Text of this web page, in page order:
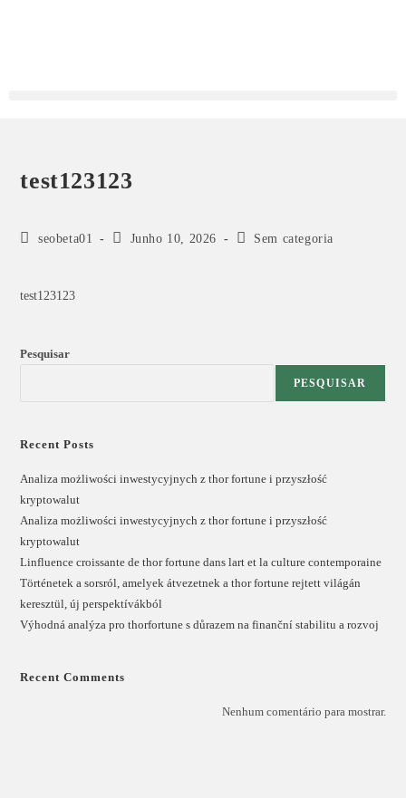
test123123
seobeta01 Junho 10, 2026 Sem categoria
test123123
Pesquisar
PESQUISAR
Recent Posts
Analiza możliwości inwestycyjnych z thor fortune i przyszłość
kryptowalut
Analiza możliwości inwestycyjnych z thor fortune i przyszłość
kryptowalut
Linfluence croissante de thor fortune dans lart et la culture contemporaine
Történetek a sorsról, amelyek átvezetnek a thor fortune rejtett világán
keresztül, új perspektívákból
Výhodná analýza pro thorfortune s důrazem na finanční stabilitu a rozvoj
Recent Comments
Nenhum comentário para mostrar.